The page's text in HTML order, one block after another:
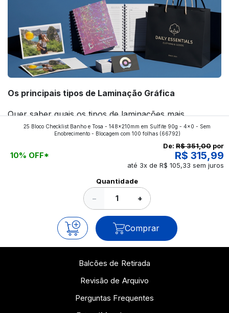
Os principais tipos de Laminação Gráfica
Quer saber quais os tipos de laminações mais
aplicados nos impressos da gráfica FuturaIM? Então,
continue a leitura que vamos revelar para você!
25 Bloco Checklist Banho e Tosa - 148x210mm em Sulfite 90g - 4x0 - Sem
Enobrecimento - Blocagem com 100 folhas(66792)
10% OFF*
De: R$ 351,00 por
R$ 315,99
até 3x de R$ 105,33 sem juros
Quantidade
− +
Comprar
Balcões de Retirada
Revisão de Arquivo
Perguntas Frequentes